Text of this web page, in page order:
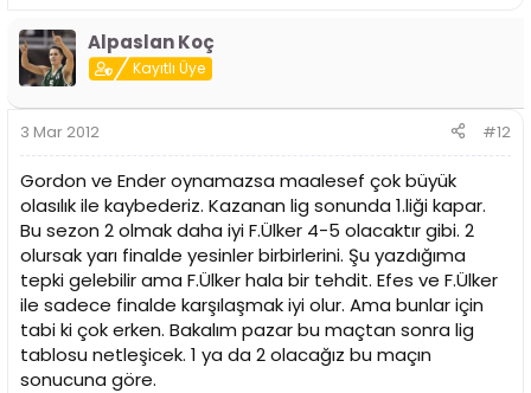
Alpaslan Koç
Kayıtlı Üye
3 Mar 2012 #12
Gordon ve Ender oynamazsa maalesef çok büyük
olasılık ile kaybederiz. Kazanan lig sonunda 1.liği kapar.
Bu sezon 2 olmak daha iyi F.Ülker 4-5 olacaktır gibi. 2
olursak yarı finalde yesinler birbirlerini. Şu yazdığıma
tepki gelebilir ama F.Ülker hala bir tehdit. Efes ve F.Ülker
ile sadece finalde karşılaşmak iyi olur. Ama bunlar için
tabi ki çok erken. Bakalım pazar bu maçtan sonra lig
tablosu netleşicek. 1 ya da 2 olacağız bu maçın
sonucuna göre.